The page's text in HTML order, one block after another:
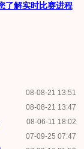
了解实时比赛进程
08-08-21 13:51
08-08-21 13:47
08-06-11 18:02
07-09-25 07:47